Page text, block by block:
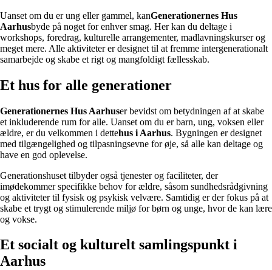
Uanset om du er ung eller gammel, kanGenerationernes Hus
Aarhusbyde på noget for enhver smag. Her kan du deltage i
workshops, foredrag, kulturelle arrangementer, madlavningskurser og
meget mere. Alle aktiviteter er designet til at fremme intergenerationalt
samarbejde og skabe et rigt og mangfoldigt fællesskab.
Et hus for alle generationer
Generationernes Hus Aarhuser bevidst om betydningen af at skabe
et inkluderende rum for alle. Uanset om du er barn, ung, voksen eller
ældre, er du velkommen i dettehus i Aarhus. Bygningen er designet
med tilgængelighed og tilpasningsevne for øje, så alle kan deltage og
have en god oplevelse.
Generationshuset tilbyder også tjenester og faciliteter, der
imødekommer specifikke behov for ældre, såsom sundhedsrådgivning
og aktiviteter til fysisk og psykisk velvære. Samtidig er der fokus på at
skabe et trygt og stimulerende miljø for børn og unge, hvor de kan lære
og vokse.
Et socialt og kulturelt samlingspunkt i
Aarhus